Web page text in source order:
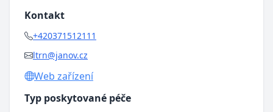
Kontakt
+420371512111
ltrn@janov.cz
Web zařízení
Typ poskytované péče